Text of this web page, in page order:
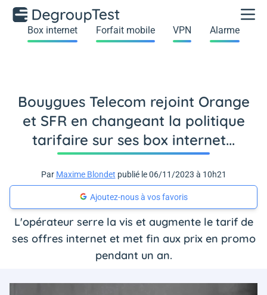
Box internet Forfait mobile VPN Alarme
Bouygues Telecom rejoint Orange
et SFR en changeant la politique
tarifaire sur ses box internet...
Par Maxime Blondet publié le 06/11/2023 à 10h21
Ajoutez-nous à vos favoris
L'opérateur serre la vis et augmente le tarif de
ses offres internet et met fin aux prix en promo
pendant un an.